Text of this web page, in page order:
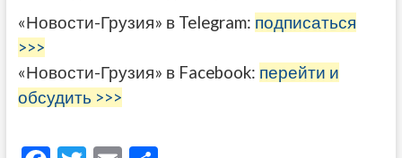
«Новости-Грузия» в Telegram: подписаться
>>>
«Новости-Грузия» в Facebook: перейти и
обсудить >>>